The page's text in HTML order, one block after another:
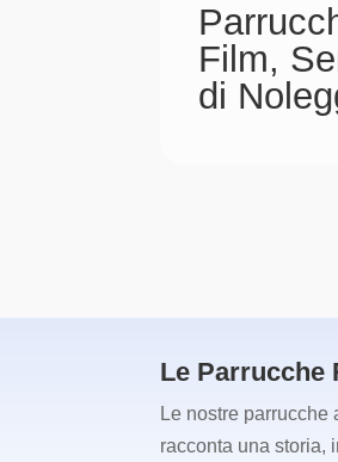
Film,
di
Le Parrucche
Le nostre
racconta una storia,